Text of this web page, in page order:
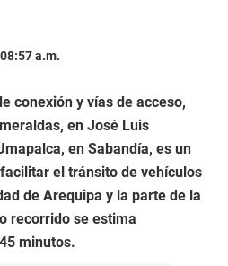
a.m.
conexión y vías de acceso,
en José Luis
en Sabandía, es un
el tránsito de vehículos
de Arequipa y la parte de la
recorrido se estima
minutos.